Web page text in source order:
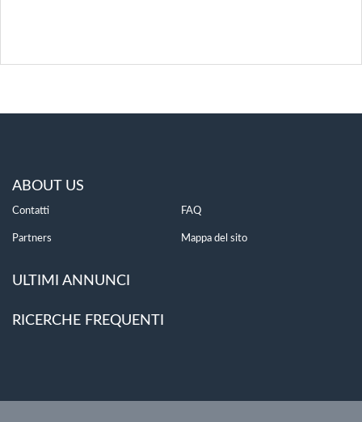
ABOUT US
Contatti FAQ
Partners Mappa del sito
ULTIMI ANNUNCI
RICERCHE FREQUENTI